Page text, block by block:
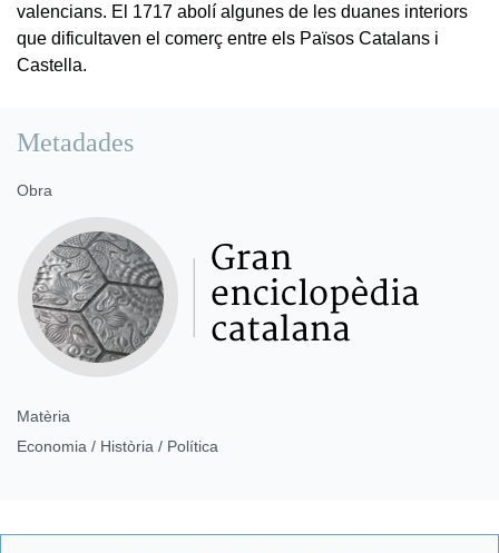
valencians. El 1717 abolí algunes de les duanes interiors
que dificultaven el comerç entre els Països Catalans i
Castella.
Metadades
Obra
Matèria
Economia / Història / Política